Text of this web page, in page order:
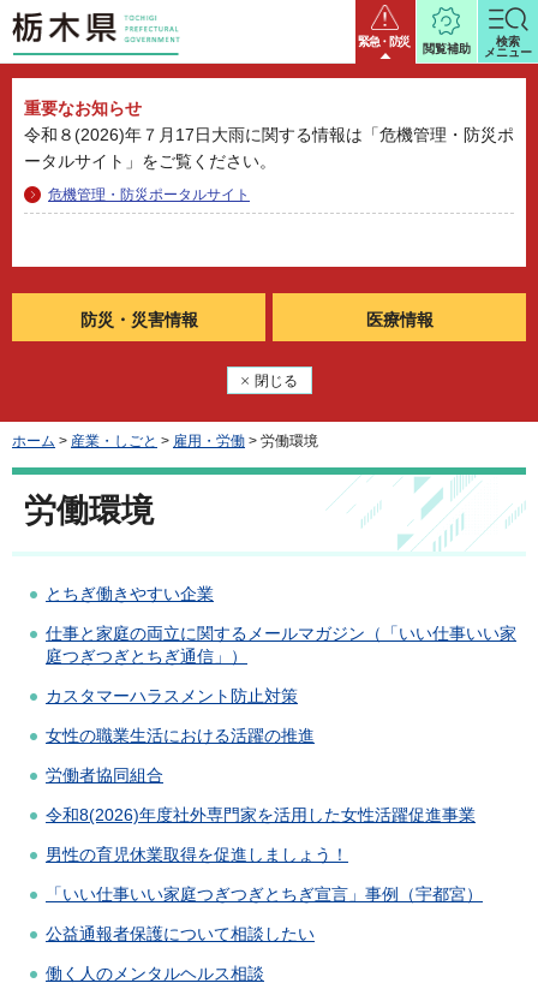
栃木県 緊急・防災
重要なお知らせ
令和８(2026)年７月17日大雨に関する情報は「危機管理・防災ポ
ータルサイト」をご覧ください。
危機管理・防災ポータルサイト
防災・ 災害情報 医療情報
閉じる
閲覧補助
検索
メニュー
ホーム > 産業・しごと > 雇用・労働 > 労働環境
労働環境
とちぎ働きやすい企業
仕事と家庭の両立に関するメールマガジン（「いい仕事いい家
庭つぎつぎとちぎ通信」）
カスタマーハラスメント防止対策
女性の職業生活における活躍の推進
労働者協同組合
令和8(2026)年度社外専門家を活用した女性活躍促進事業
男性の育児休業取得を促進しましょう！
「いい仕事いい家庭つぎつぎとちぎ宣言」事例（宇都宮）
公益通報者保護について相談したい
働く人のメンタルヘルス相談